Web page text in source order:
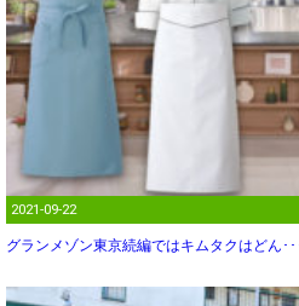
2021-09-22
グランメゾン東京続編ではキムタクはどん･･